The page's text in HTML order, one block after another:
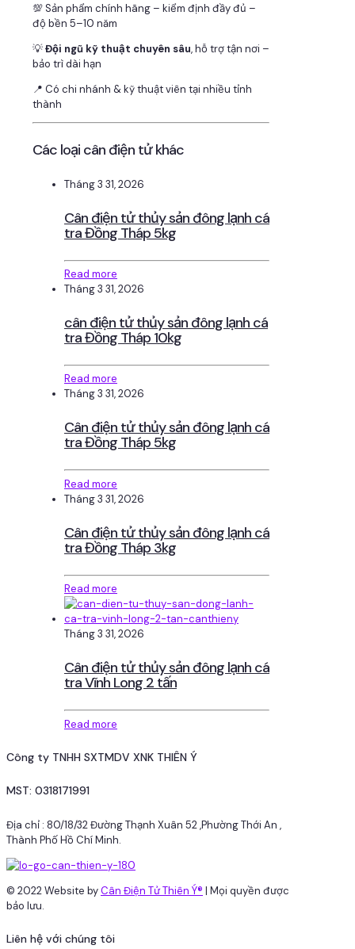
💯 Sản phẩm chính hãng – kiểm định đầy đủ –
độ bền 5–10 năm
💡Đội ngũ kỹ thuật chuyên sâu, hỗ trợ tận nơi –
bảo trì dài hạn
📍 Có chi nhánh & kỹ thuật viên tại nhiều tỉnh
thành
Các loại cân điện tử khác
Tháng 3 31, 2026
Cân điện tử thủy sản đông lạnh cá
tra Đồng Tháp 5kg
Read more
Tháng 3 31, 2026
cân điện tử thủy sản đông lạnh cá
tra Đồng Tháp 10kg
Read more
Tháng 3 31, 2026
Cân điện tử thủy sản đông lạnh cá
tra Đồng Tháp 5kg
Read more
Tháng 3 31, 2026
Cân điện tử thủy sản đông lạnh cá
tra Đồng Tháp 3kg
Read more
Tháng 3 31, 2026
Cân điện tử thủy sản đông lạnh cá
tra Vĩnh Long 2 tấn
Read more
Công ty TNHH SXTMDV XNK THIÊN Ý
MST: 0318171991
Địa chỉ : 80/18/32 Đường Thạnh Xuân 52 ,Phường Thới An ,
Thành Phố Hồ Chí Minh.
© 2022 Website byCân Điện Tử Thiên Ý® | Mọi quyền được
bảo lưu.
Liên hệ với chúng tôi